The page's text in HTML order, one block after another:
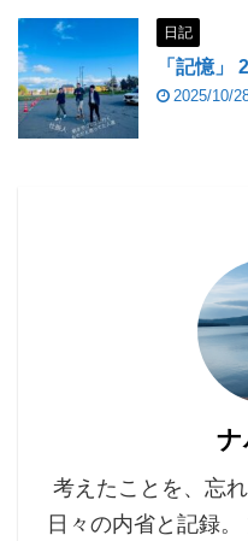
日記
「記憶」
2025/10/
ナ
考えたことを、忘
日々の内省と記録